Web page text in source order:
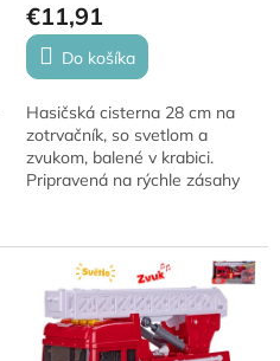
€11,91
Do košíka
Hasičská cisterna 28 cm na
zotrvačník, so svetlom a
zvukom, balené v krabici.
Pripravená na rýchle zásahy
× LR44...